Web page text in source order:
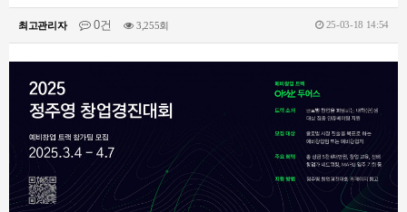
최고관리자 0건 3,255회 25-03-18 14:54